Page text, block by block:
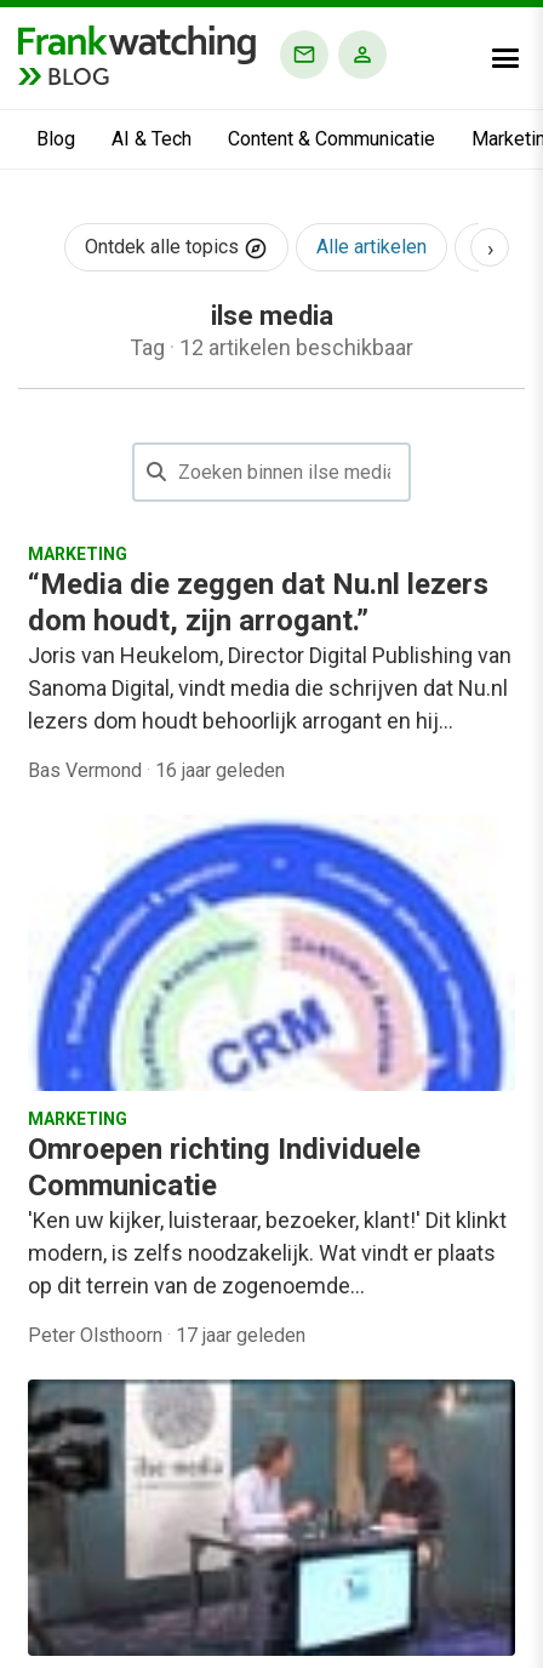
BLOG
Blog AI & Tech Content & Communicatie
Ontdek alle topics Alle artikelen AI &
›
ilse media
Tag · 12 artikelen beschikbaar
MARKETING
“Media die zeggen dat Nu.nl lezers
dom houdt, zijn arrogant.”
Joris van Heukelom, Director Digital Publishing van
Sanoma Digital, vindt media die schrijven dat Nu.nl
lezers dom houdt behoorlijk arrogant en hij…
Bas Vermond · 16 jaar geleden
MARKETING
Omroepen richting Individuele
Communicatie
'Ken uw kijker, luisteraar, bezoeker, klant!' Dit klinkt
modern, is zelfs noodzakelijk. Wat vindt er plaats
op dit terrein van de zogenoemde…
Peter Olsthoorn · 17 jaar geleden